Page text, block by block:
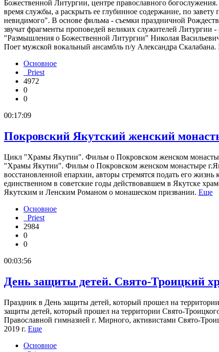
Божественной Литургии, центре православного
время службы, а раскрыть ее глубинное содержание, по
невидимого". В основе фильма - съемки праздничной
звучат фрагменты проповедей великих служителей Литургии
"Размышления о Божественной Литургии" Николая
Поет мужской вокальный ансамбль п/у Александра
Основное
Priest
4972
0
0
00:17:09
Покровский Якутский женский
Цикл "Храмы Якутии". Фильм о Покровском женском
"Храмы Якутии". Фильм о Покровском женском монастыре
восстановленной епархии, авторы стремятся подать его
единственном в советские годы действовавшем в Якутске
Якутским и Ленским Романом о монашеском призвании. Еще
Основное
Priest
2984
0
0
00:03:56
День защиты детей. Свято-Троицкий
Праздник в День защиты детей, который прошел на
защиты детей, который прошел на территории Свято-
Православной гимназией г. Мирного, активистами Свято-
2019 г. Еще
Основное